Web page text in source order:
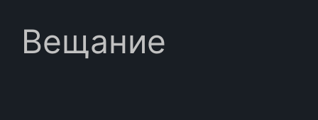
Вещание